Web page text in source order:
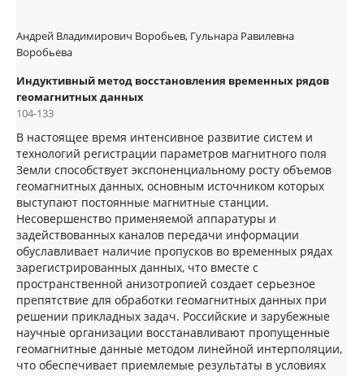
Андрей Владимирович Воробьев, Гульнара Равилевна
Воробьева
Индуктивный метод восстановления временных рядов
геомагнитных данных
104-133
В настоящее время интенсивное развитие систем и
технологий регистрации параметров магнитного поля
Земли способствует экспоненциальному росту объемов
геомагнитных данных, основным источником которых
выступают постоянные магнитные станции.
Несовершенство применяемой аппаратуры и
задействованных каналов передачи информации
обуславливает наличие пропусков во временных рядах
зарегистрированных данных, что вместе с
пространственной анизотропией создает серьезное
препятствие для обработки геомагнитных данных при
решении прикладных задач. Российские и зарубежные
научные организации восстанавливают пропущенные
геомагнитные данные методом линейной интерполяции,
что обеспечивает приемлемые результаты в условиях